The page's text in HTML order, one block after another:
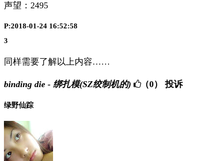
声望： 2495
P:2018-01-24 16:52:58
3
同样需要了解以上内容……
binding die - 绑扎模(SZ绞制机的) （0） 投诉
绿野仙踪